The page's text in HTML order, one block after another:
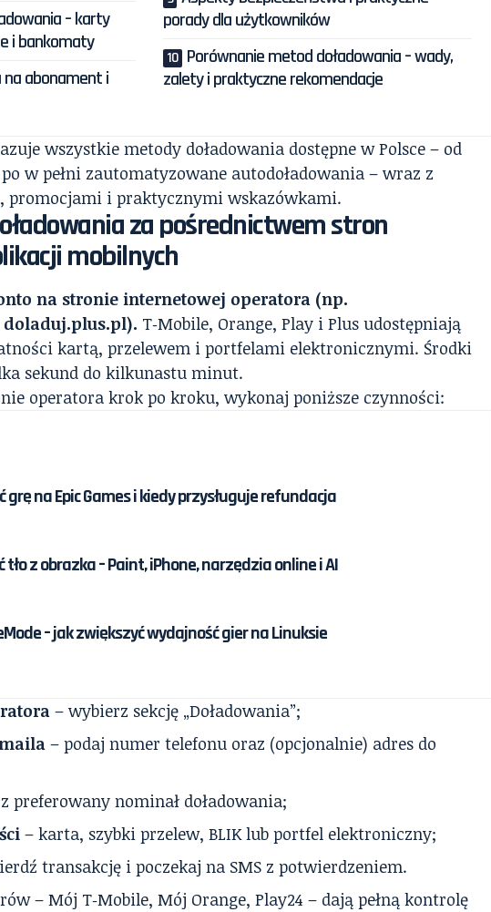
– karty
i bankomaty
na abonament i
porady dla użytkowników
Porównanie metod doładowania – wady,
zalety i praktyczne rekomendacje
wszystkie metody doładowania dostępne w Polsce – od
w pełni zautomatyzowane autodoładowania – wraz z
promocjami i praktycznymi wskazówkami.
za pośrednictwem stron
mobilnych
na stronie internetowej operatora (np.
T‑Mobile, Orange, Play i Plus udostępniają
kartą, przelewem i portfelami elektronicznymi. Środki
sekund do kilkunastu minut.
operatora krok po kroku, wykonaj poniższe czynności:
grę na Epic Games i kiedy przysługuje refundacja
tło z obrazka – Paint, iPhone, narzędzia online i AI
– jak zwiększyć wydajność gier na Linuksie
– wybierz sekcję „Doładowania”;
– podaj numer telefonu oraz (opcjonalnie) adres do
preferowany nominał doładowania;
– karta, szybki przelew, BLIK lub portfel elektroniczny;
transakcję i poczekaj na SMS z potwierdzeniem.
– Mój T‑Mobile, Mój Orange, Play24 – dają pełną kontrolę